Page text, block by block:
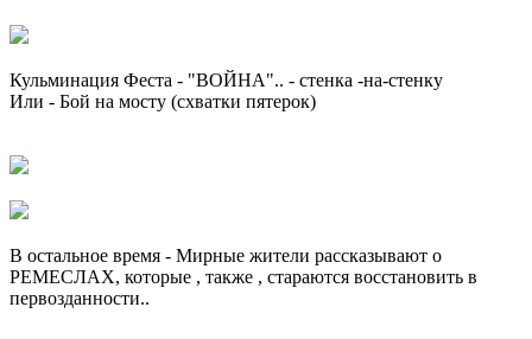
Кульминация Феста - "ВОЙНА".. - стенка -на-стенку
Или - Бой на мосту (схватки пятерок)
В остальное время - Мирные жители рассказывают о
РЕМЕСЛАХ, которые , также , стараются восстановить в
первозданности..